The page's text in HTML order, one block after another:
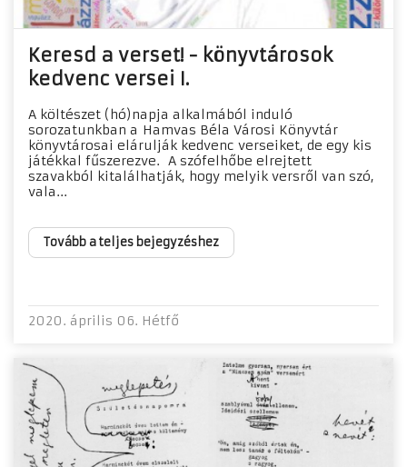
Keresd a verset! - könyvtárosok
kedvenc versei I.
A költészet (hó)napja alkalmából induló
sorozatunkban a Hamvas Béla Városi Könyvtár
könyvtárosai elárulják kedvenc verseiket, de egy kis
játékkal fűszerezve. A szófelhőbe elrejtett
szavakból kitalálhatják, hogy melyik versről van szó,
vala...
Tovább a teljes bejegyzéshez
2020. április 06. Hétfő